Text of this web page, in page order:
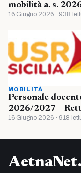
mobilità a. s.
16 Giugno 2026 · 938
MOBILITÀ
Personale
2026/2027 –
16 Giugno 2026 · 918